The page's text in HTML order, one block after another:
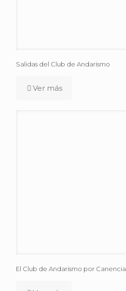
Salidas del Club de Andarismo
Ver más
El Club de Andarismo por Canencia